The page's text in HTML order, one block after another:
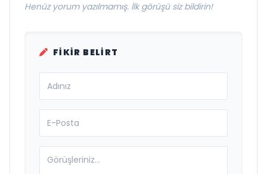
Henüz yorum yazılmamış. İlk görüşü siz bildirin!
FIKIR BELIRT